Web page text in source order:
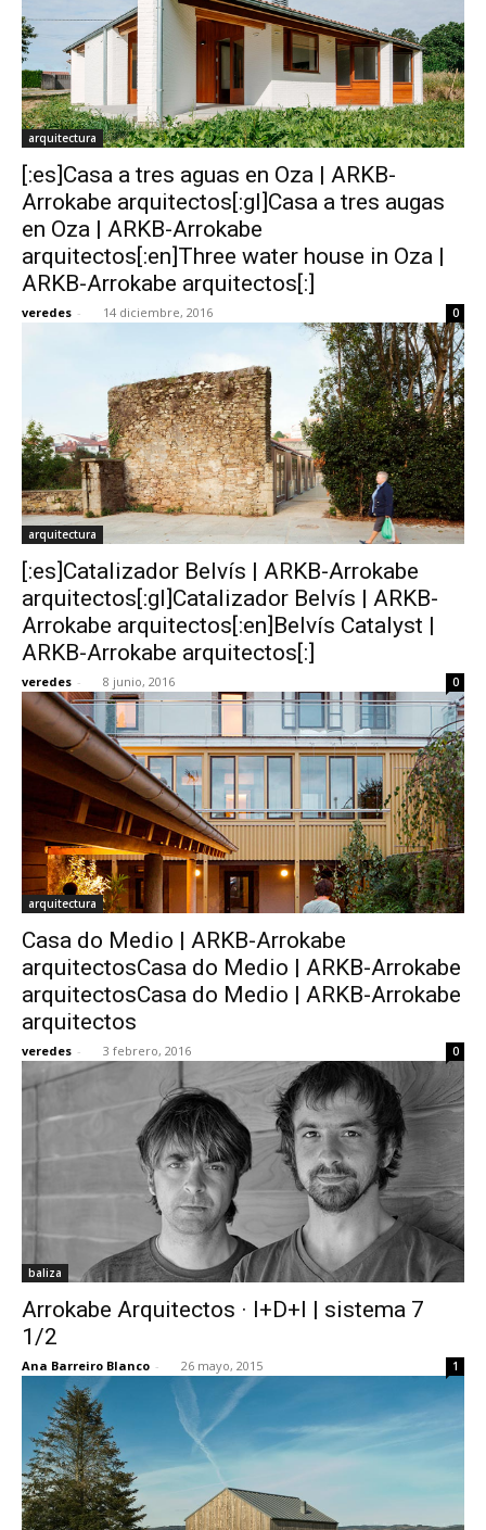
arquitectura
[:es]Casa a tres aguas en Oza | ARKB-
Arrokabe arquitectos[:gl]Casa a tres augas
en Oza | ARKB-Arrokabe
arquitectos[:en]Three water house in Oza |
ARKB-Arrokabe arquitectos[:]
veredes - 14 diciembre, 2016 0
arquitectura
[:es]Catalizador Belvís | ARKB-Arrokabe
arquitectos[:gl]Catalizador Belvís | ARKB-
Arrokabe arquitectos[:en]Belvís Catalyst |
ARKB-Arrokabe arquitectos[:]
veredes - 8 junio, 2016 0
arquitectura
Casa do Medio | ARKB-Arrokabe
arquitectosCasa do Medio | ARKB-Arrokabe
arquitectosCasa do Medio | ARKB-Arrokabe
arquitectos
veredes - 3 febrero, 2016 0
baliza
Arrokabe Arquitectos · I+D+I | sistema 7
1/2
Ana Barreiro Blanco - 26 mayo, 2015 1